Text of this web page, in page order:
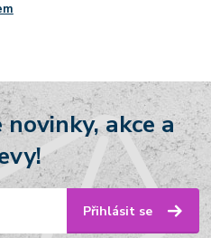
akce a
Přihlásit se